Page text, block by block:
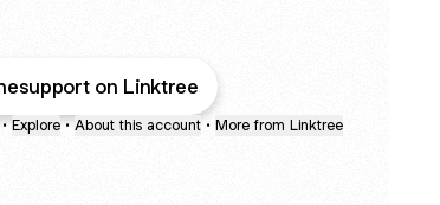
on Linktree
• Explore • About this account • More from Linktree